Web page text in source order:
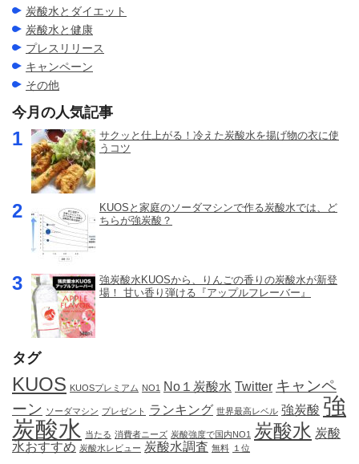
炭酸水とダイエット
炭酸水と健康
プレスリリース
キャンペーン
その他
今月の人気記事
サクッと仕上がる！冷えた炭酸水を揚げ物の衣に使
うコツ
KUOSと家庭のソーダマシンで作る炭酸水では、ど
ちらが強炭酸？
強炭酸水KUOSから、りんごの香りの炭酸水が新登
場！ 甘い香り弾ける『アップルフレーバー』
タグ
KUOS KUOSプレミアム NO1 No１炭酸水 Twitter キャンペ
ーン ソーダマシン プレゼント ランキング 世界最高レベル 強炭酸 強
炭酸水 当たる 消費者ニーズ 炭酸強度で国内NO1 炭酸水 炭酸
水おすすめ 炭酸水レビュー 炭酸水調査 無料 １位